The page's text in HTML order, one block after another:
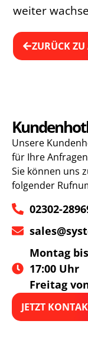
weiter
ZURÜCK
Unsere
für Ihre
Sie können uns
folgender
02302-
Montag
17:00 Uhr
Freitag
JETZT